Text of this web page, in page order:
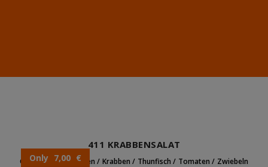
Only 7,00 €
411 KRABBENSALAT
Grüner Salat Gurken Krabben Thunfisch Tomaten Zwiebeln